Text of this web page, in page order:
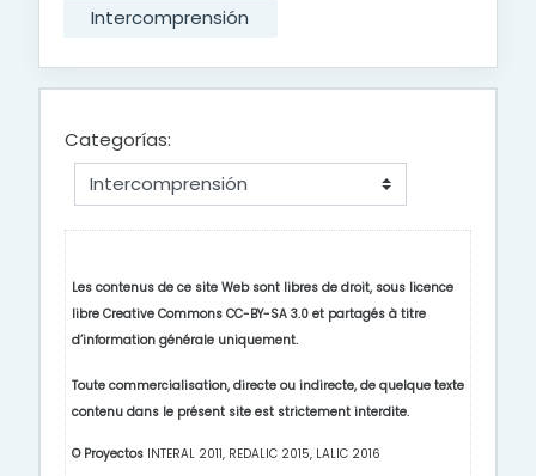
Intercomprensión
Categorías:
Les contenus de ce site Web sont libres de droit, sous licence
libre Creative Commons CC-BY-SA 3.0 et partagés à titre
d’information générale uniquement.
Toute commercialisation, directe ou indirecte, de quelque texte
contenu dans le présent site est strictement interdite.
© Proyectos INTERAL 2011, REDALIC 2015, LALIC 2016